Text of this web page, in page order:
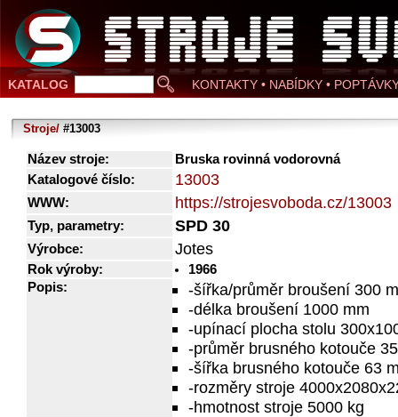
KATALOG KONTAKTY • NABÍDKY •
Stroje/ #13003
Název stroje:
Bruska rovinná vodorovná
Katalogové číslo:
13003
WWW: https://strojesvoboda.cz/13003
Typ, parametry: SPD 30
Výrobce: Jotes
Rok výroby:
1966
Popis:
-šířka/průměr broušení 300
-délka broušení 1000 mm
-upínací plocha stolu
-průměr brusného kotouče
-šířka brusného kotouče 63
-rozměry stroje
-hmotnost stroje 5000 kg